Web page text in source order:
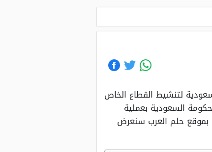
لتنشيط القطاع الخاص
السعودية بعملية
بموقع حلم العرب سنعرض